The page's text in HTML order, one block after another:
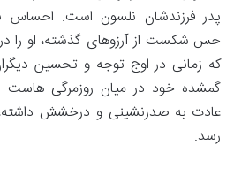
پدر فرزندشان نلسون است. احساس
حس شکست از آرزوهای گذشته، او را
که زمانی در اوج توجه و تحسین
گمشده خود در میان روزمرگی
عادت به صدرنشینی و درخشش
رسد.